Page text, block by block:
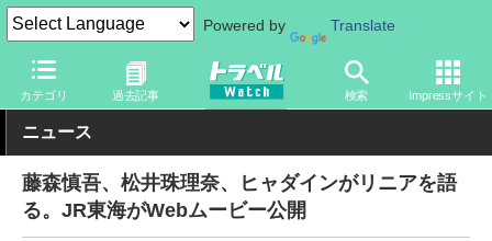
Powered by Translate
カテゴリ 過去記事 検索 Impressサイト
トラベル Watch 旅の方法 鉄旅
ニュース
藤森慎吾、松井珠理奈、ヒャダインがリニアを語
る。JR東海がWebムービー公開